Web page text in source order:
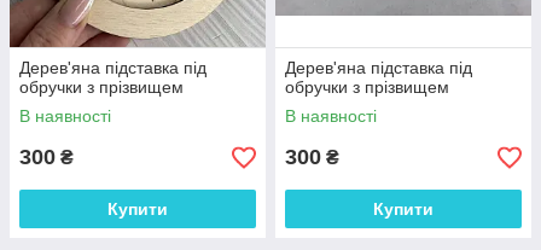
Дерев'яна підставка під
обручки з прізвищем
В наявності
300 ₴
Купити
Дерев'яна підставка під
обручки з прізвищем
В наявності
300 ₴
Купити